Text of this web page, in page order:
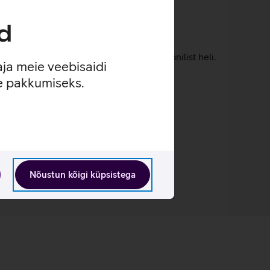
meie veebisaidi
pakkumiseks.
Nõustun kõigi küpsistega
LEDide täpsele valgusjuhtimisele.
pakkudes sisu kõrval mitmedimensioonilist heli.